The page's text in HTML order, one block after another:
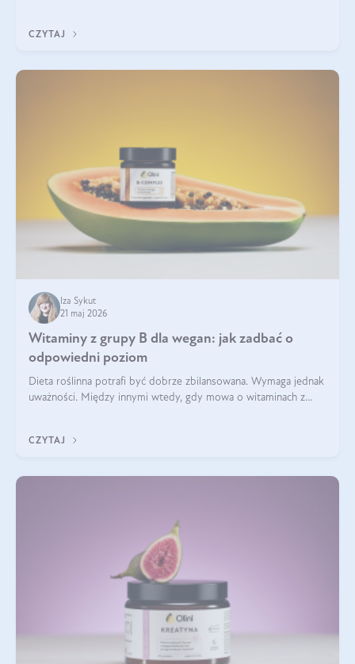
CZYTAJ
Iza Sykut
21 maj 2026
Witaminy z grupy B dla wegan: jak zadbać o
odpowiedni poziom
Dieta roślinna potrafi być dobrze zbilansowana. Wymaga jednak
uważności. Między innymi wtedy, gdy mowa o witaminach z
CZYTAJ